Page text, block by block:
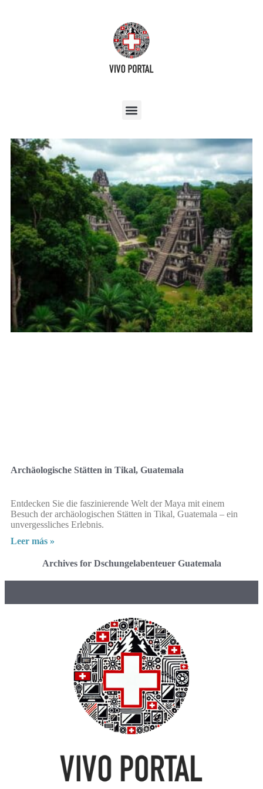
Archäologische Stätten in Tikal, Guatemala
Entdecken Sie die faszinierende Welt der Maya mit einem
Besuch der archäologischen Stätten in Tikal, Guatemala – ein
unvergessliches Erlebnis.
Leer más »
Archives for Dschungelabenteuer Guatemala